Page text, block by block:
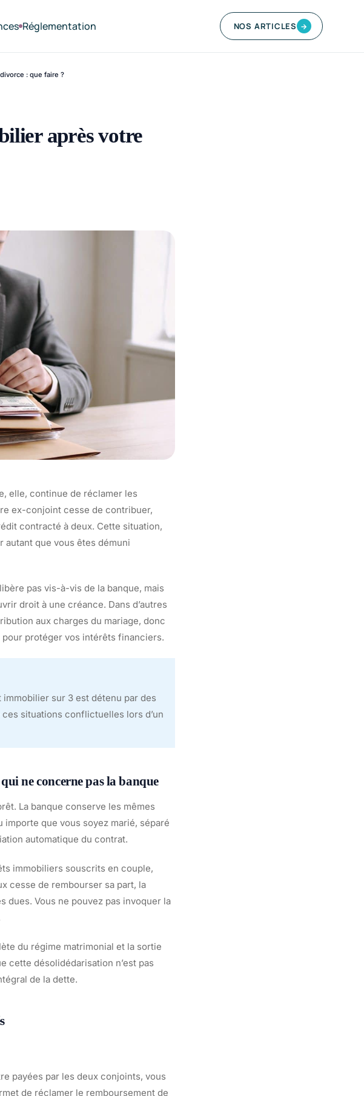
Réglementation NOS ARTICLES →
: que faire ?
après votre
elle, continue de réclamer les
ex-conjoint cesse de contribuer,
contracté à deux. Cette situation,
autant que vous êtes démuni
pas vis-à-vis de la banque, mais
droit à une créance. Dans d’autres
aux charges du mariage, donc
protéger vos intérêts financiers.
sur 3 est détenu par des
situations conflictuelles lors d’un
ne concerne pas la banque
La banque conserve les mêmes
que vous soyez marié, séparé
automatique du contrat.
immobiliers souscrits en couple,
cesse de rembourser sa part, la
dues. Vous ne pouvez pas invoquer la
du régime matrimonial et la sortie
cette désolidédarisation n’est pas
de la dette.
payées par les deux conjoints, vous
de réclamer le remboursement de